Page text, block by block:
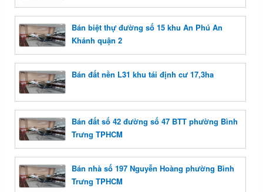
Bán biệt thự đường số 15 khu An Phú An
Khánh quận 2
Bán đất nền L31 khu tái định cư 17,3ha
Bán đất số 42 đường số 47 BTT phường Bình
Trưng TPHCM
Bán nhà số 197 Nguyễn Hoàng phường Bình
Trưng TPHCM